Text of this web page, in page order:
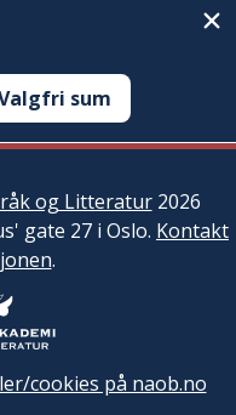
sum
og Litteratur2026
gate 27 i Oslo. Kontakt
.
cookies på naob.no